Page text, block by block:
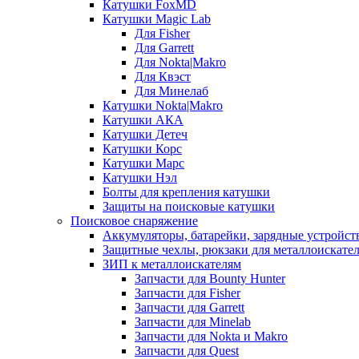
Катушки FoxMD
Катушки Magic Lab
Для Fisher
Для Garrett
Для Nokta|Makro
Для Квэст
Для Минелаб
Катушки Nokta|Makro
Катушки АКА
Катушки Детеч
Катушки Корс
Катушки Марс
Катушки Нэл
Болты для крепления катушки
Защиты на поисковые катушки
Поисковое снаряжение
Аккумуляторы, батарейки, зарядные
Защитные чехлы, рюкзаки для
ЗИП к металлоискателям
Запчасти для Bounty Hunter
Запчасти для Fisher
Запчасти для Garrett
Запчасти для Minelab
Запчасти для Nokta и Makro
Запчасти для Quest